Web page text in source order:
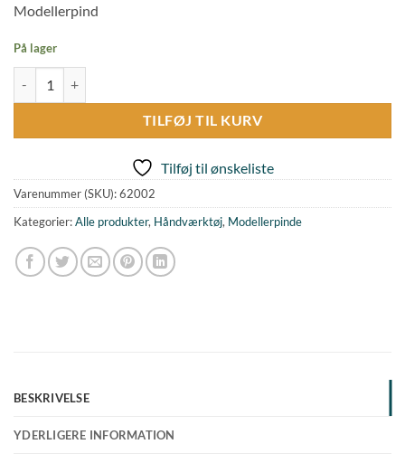
Modellerpind
På lager
TILFØJ TIL KURV
Tilføj til ønskeliste
Varenummer (SKU):62002
Kategorier:Alle produkter, Håndværktøj, Modellerpinde
BESKRIVELSE
YDERLIGERE INFORMATION